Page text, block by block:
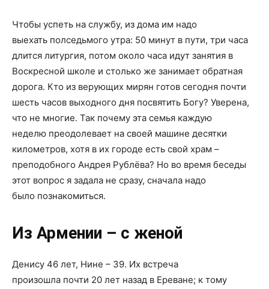
Чтобы успеть на службу, из дома им надо
выехать полседьмого утра: 50 минут в пути, три часа
длится литургия, потом около часа идут занятия в
Воскресной школе и столько же занимает обратная
дорога. Кто из верующих мирян готов сегодня почти
шесть часов выходного дня посвятить Богу? Уверена,
что не многие. Так почему эта семья каждую
неделю преодолевает на своей машине десятки
километров, хотя в их городе есть свой храм –
преподобного Андрея Рублёва? Но во время беседы
этот вопрос я задала не сразу, сначала надо
было познакомиться.
Из Армении – с женой
Денису 46 лет, Нине – 39. Их встреча
произошла почти 20 лет назад в Ереване; к тому